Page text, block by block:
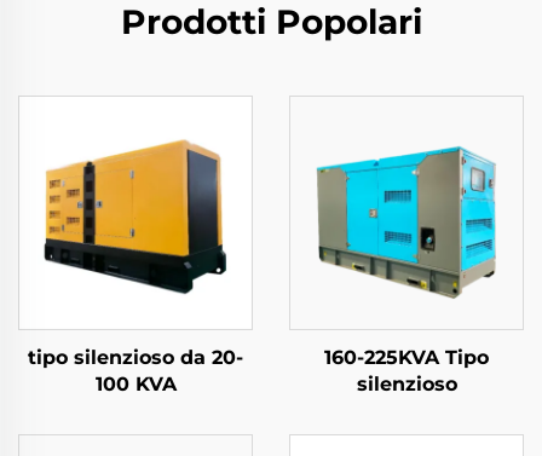
Prodotti Popolari
tipo silenzioso da 20-
100 KVA
160-225KVA Tipo
silenzioso